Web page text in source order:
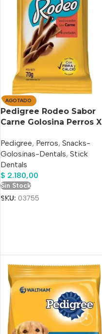
AGOTADO
Pedigree Rodeo Sabor
Carne Golosina Perros X
Pedigree, Perros, Snacks-
Golosinas-Dentals, Stick
Dentals
$ 2.180,00
Sin Stock
SKU: 03755